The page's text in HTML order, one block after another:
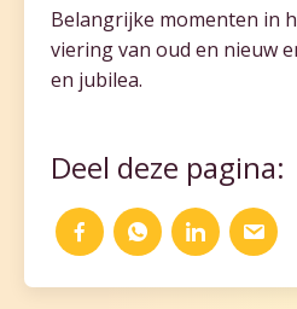
Belangrijke momenten in
viering van oud en nieuw
en jubilea.
Deel deze pagina: